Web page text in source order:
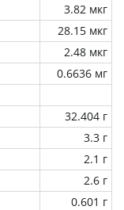
3.82 мкг
28.15 мкг
2.48 мкг
0.6636 мг
32.404 г
3.3 г
2.1 г
2.6 г
0.601 г